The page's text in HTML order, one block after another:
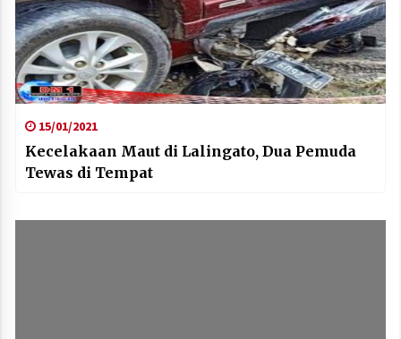
15/01/2021
Kecelakaan Maut di Lalingato, Dua Pemuda
Tewas di Tempat